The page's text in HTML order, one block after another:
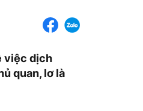
việc dịch
quan, lơ là